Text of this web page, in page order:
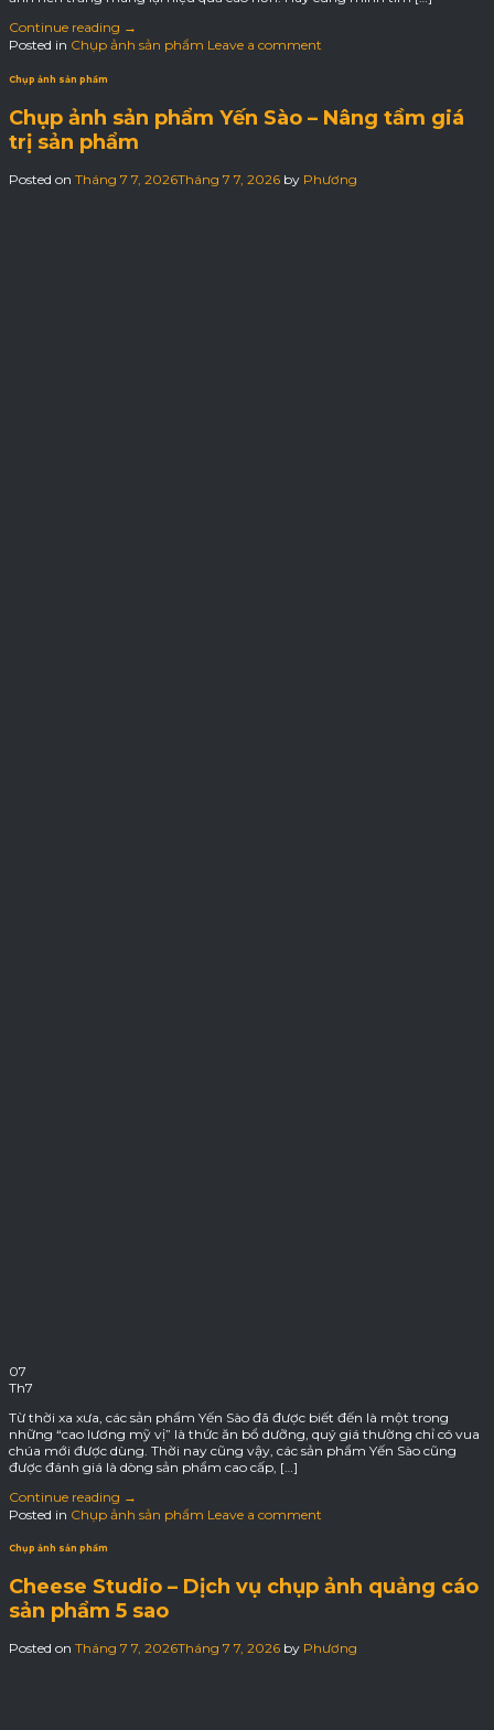
Continue reading →
Posted in Chụp ảnh sản phẩm Leave a comment
Chụp ảnh sản phẩm
Chụp ảnh sản phẩm Yến Sào – Nâng tầm giá
trị sản phẩm
Posted on Tháng 7 7, 2026Tháng 7 7, 2026 by Phương
07
Th7
Từ thời xa xưa, các sản phẩm Yến Sào đã được biết đến là một trong
những “cao lương mỹ vị” là thức ăn bổ dưỡng, quý giá thường chỉ có vua
chúa mới được dùng. Thời nay cũng vậy, các sản phẩm Yến Sào cũng
được đánh giá là dòng sản phẩm cao cấp, […]
Continue reading →
Posted in Chụp ảnh sản phẩm Leave a comment
Chụp ảnh sản phẩm
Cheese Studio – Dịch vụ chụp ảnh quảng cáo
sản phẩm 5 sao
Posted on Tháng 7 7, 2026Tháng 7 7, 2026 by Phương